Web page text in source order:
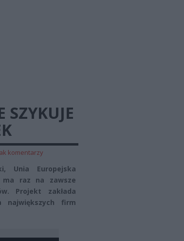
komentarzy
Unia Europejska
ma raz na zawsze
Projekt zakłada
największych firm